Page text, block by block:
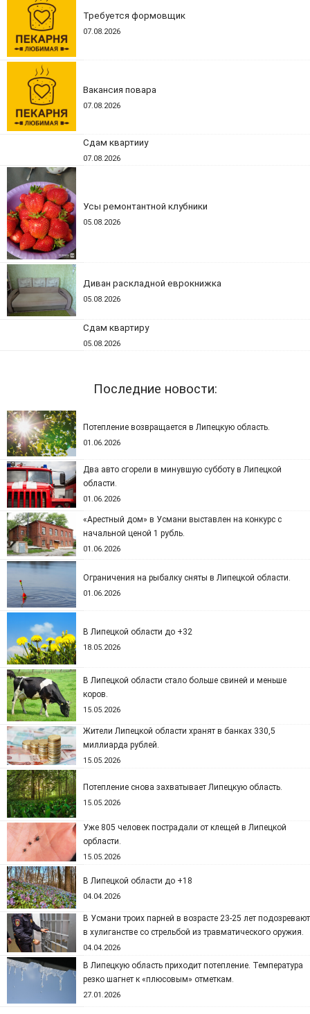
Требуется формовщик
07.08.2026
Вакансия повара
07.08.2026
Сдам квартииу
07.08.2026
Усы ремонтантной клубники
05.08.2026
Диван раскладной еврокнижка
05.08.2026
Сдам квартиру
05.08.2026
Последние новости:
Потепление возвращается в Липецкую область.
01.06.2026
Два авто сгорели в минувшую субботу в Липецкой
области.
01.06.2026
«Арестный дом» в Усмани выставлен на конкурс с
начальной ценой 1 рубль.
01.06.2026
Ограничения на рыбалку сняты в Липецкой области.
01.06.2026
В Липецкой области до +32
18.05.2026
В Липецкой области стало больше свиней и меньше
коров.
15.05.2026
Жители Липецкой области хранят в банках 330,5
миллиарда рублей.
15.05.2026
Потепление снова захватывает Липецкую область.
15.05.2026
Уже 805 человек пострадали от клещей в Липецкой
орбласти.
15.05.2026
В Липецкой области до +18
04.04.2026
В Усмани троих парней в возрасте 23-25 лет подозревают
в хулиганстве со стрельбой из травматического оружия.
04.04.2026
В Липецкую область приходит потепление. Температура
резко шагнет к «плюсовым» отметкам.
27.01.2026